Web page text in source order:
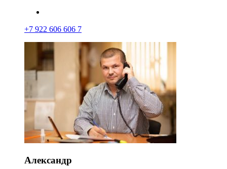
+7 922 606 606 7
Александр